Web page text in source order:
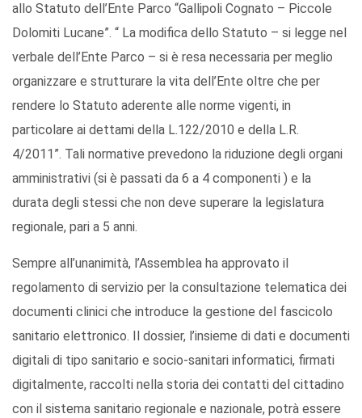
allo Statuto dell’Ente Parco “Gallipoli Cognato – Piccole
Dolomiti Lucane”. “ La modifica dello Statuto – si legge nel
verbale dell’Ente Parco – si è resa necessaria per meglio
organizzare e strutturare la vita dell’Ente oltre che per
rendere lo Statuto aderente alle norme vigenti, in
particolare ai dettami della L.122/2010 e della L.R.
4/2011”. Tali normative prevedono la riduzione degli organi
amministrativi (si è passati da 6 a 4 componenti ) e la
durata degli stessi che non deve superare la legislatura
regionale, pari a 5 anni.
Sempre all’unanimità, l’Assemblea ha approvato il
regolamento di servizio per la consultazione telematica dei
documenti clinici che introduce la gestione del fascicolo
sanitario elettronico. Il dossier, l’insieme di dati e documenti
digitali di tipo sanitario e socio-sanitari informatici, firmati
digitalmente, raccolti nella storia dei contatti del cittadino
con il sistema sanitario regionale e nazionale, potrà essere